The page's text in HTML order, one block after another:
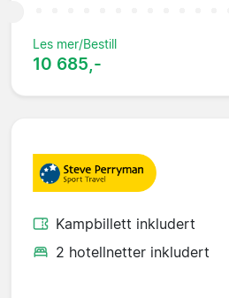
Les mer/Bestill
10 685,-
Kampbillett inkludert
2 hotellnetter inkludert